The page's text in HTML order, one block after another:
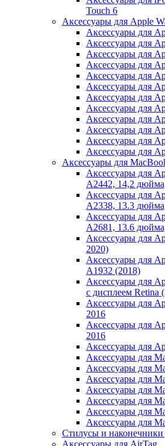
Touch 6
Аксессуары для Apple
Аксессуары для
Аксессуары для
Аксессуары для
Аксессуары для
Аксессуары для
Аксессуары для
Аксессуары для
Аксессуары для
Аксессуары для
Аксессуары для
Аксессуары для
Аксессуары для
Аксессуары для
Аксессуары для
A2442, 14,2
Аксессуары для
A2338, 13.3
Аксессуары для
A2681, 13.6
Аксессуары для
2020)
Аксессуары для
A1932 (2018)
Аксессуары для
с дисплеем Retina
Аксессуары для
2016
Аксессуары для
2016
Аксессуары для
Аксессуары для
Аксессуары для
Аксессуары для
Аксессуары для
Аксессуары для
Аксессуары для
Аксессуары для
Стилусы и наконечники
Аксессуары для AirTag